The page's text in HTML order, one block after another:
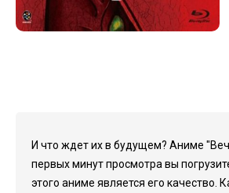
И что ждет их в будущем? Аниме
первых минут просмотра вы
этого аниме является его